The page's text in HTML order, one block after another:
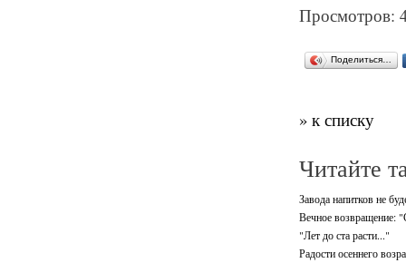
Просмотров:
Поделиться…
» к списку
Читайте
Завода напитков не
Вечное возвращение:
"Лет до ста расти..."
Радости осеннего